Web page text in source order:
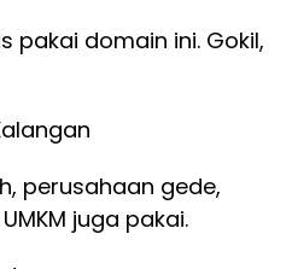
pakai domain ini. Gokil,
perusahaan gede,
juga pakai.